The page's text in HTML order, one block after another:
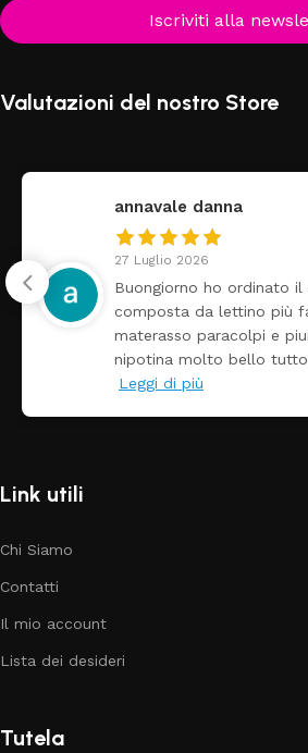
Iscriviti alla
Valutazioni del nostro Store
federica
24 Luglio 2026
Tutti perfetto! Ho
arrivato ben
Prezzo ottimi
Link utili
Chi Siamo
Contatti
Il mio account
Lista dei desideri
Tutela